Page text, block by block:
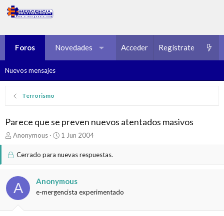
Foros Novedades Multimedia Recursos
Acceder Regístrate
Nuevos mensajes
Terrorismo
Parece que se preven nuevos atentados masivos
I
i
a
d
o
Anonymous
F
c
d
1 Jun 2004
Cerrado para nuevas respuestas.
A Anonymous
e-mergencista experimentado